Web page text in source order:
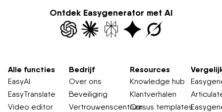
Ontdek Easygenerator met AI
Alle functies
EasyAI
EasyTranslate
Video editor
Bedrijf
Over ons
Beveiliging
Vertrouwenscentrum
Resources
Knowledge hub
Klantverhalen
Cursus templates